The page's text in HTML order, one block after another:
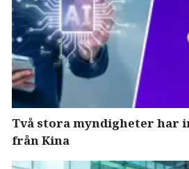
Två stora myndigheter har
från Kina